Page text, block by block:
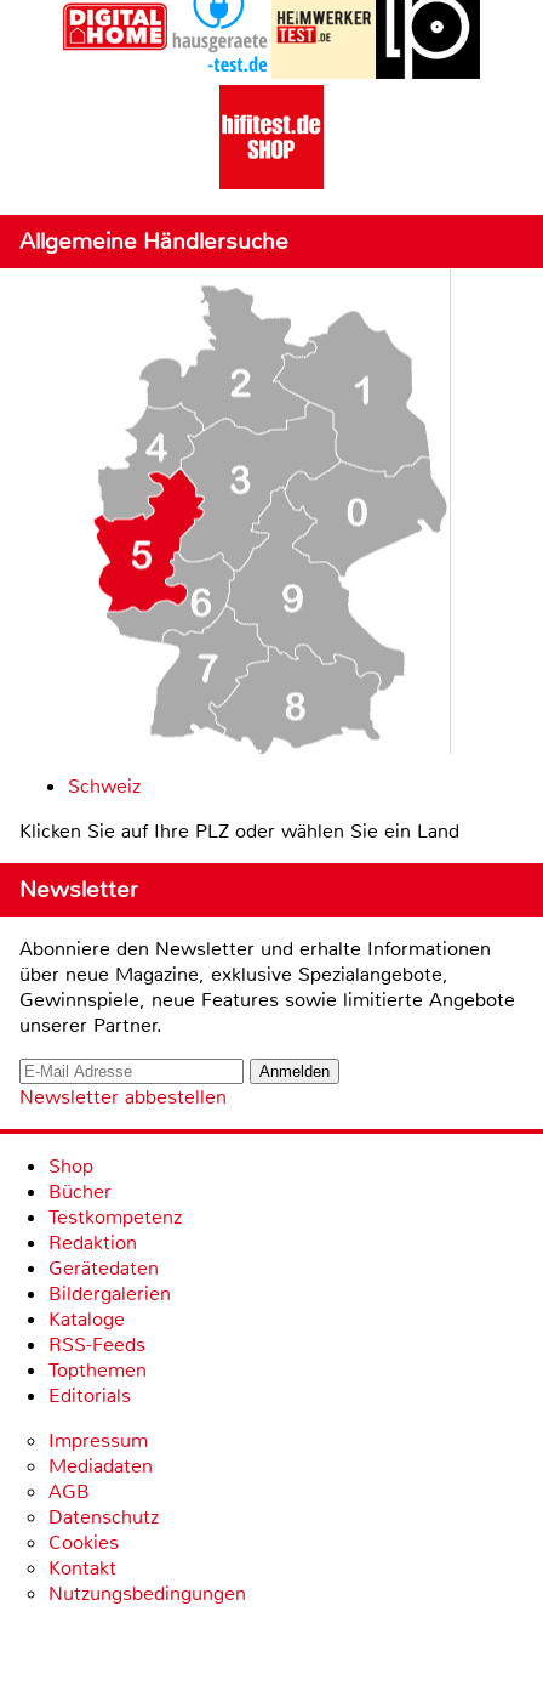
Allgemeine Händlersuche
Schweiz
Klicken Sie auf Ihre PLZ oder wählen Sie ein Land
Newsletter
Abonniere den Newsletter und erhalte Informationen
über neue Magazine, exklusive Spezialangebote,
Gewinnspiele, neue Features sowie limitierte Angebote
unserer Partner.
Newsletter abbestellen
Shop
Bücher
Testkompetenz
Redaktion
Gerätedaten
Bildergalerien
Kataloge
RSS-Feeds
Topthemen
Editorials
Impressum
Mediadaten
AGB
Datenschutz
Cookies
Kontakt
Nutzungsbedingungen